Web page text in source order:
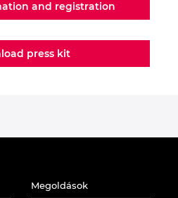
and registration
press kit
Megoldások